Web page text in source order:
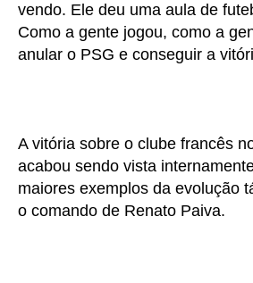
vendo. Ele deu uma aula de
Como a gente jogou, como a
anular o PSG e conseguir a
A vitória sobre o clube francês
acabou sendo vista
maiores exemplos da evolução
o comando de Renato Paiva.